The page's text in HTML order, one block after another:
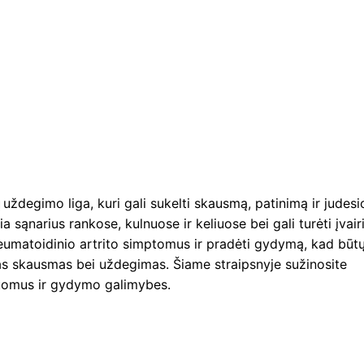
liga, kuri gali sukelti skausmą, patinimą ir
sąnarius rankose, kulnuose ir keliuose bei gali turėti
artrito simptomus ir pradėti gydymą, kad būtų
skausmas bei uždegimas. Šiame straipsnyje sužinosite
ir gydymo galimybes.